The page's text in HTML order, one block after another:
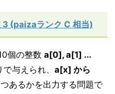
3 (paizaランク C 相当)
個の整数 a[0], a[1] ...
与えられ、 a[x] から
あるかを出力する問題で